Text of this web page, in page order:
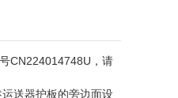
CN224014748U，请
送器护板的旁边面设